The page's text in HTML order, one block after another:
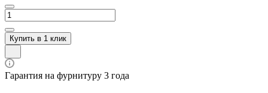
Купить в 1 клик
Гарантия на фурнитуру 3 года